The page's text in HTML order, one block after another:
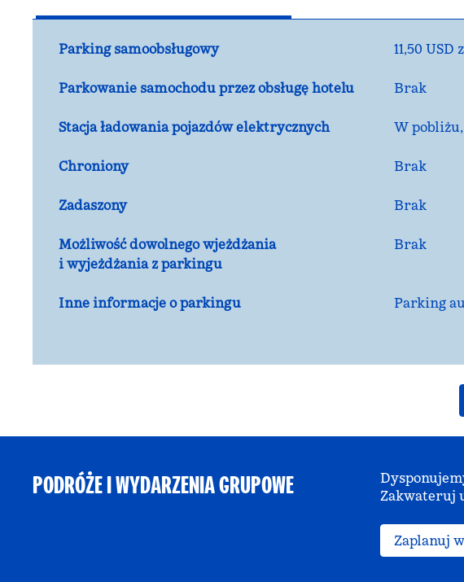
Parking samoobsługowy 11,50 USD
Parkowanie samochodu przez obsługę hotelu Brak
Stacja ładowania pojazdów elektrycznych W
Chroniony Brak
Zadaszony Brak
Możliwość dowolnego wjeżdżania
i wyjeżdżania z parkingu
Brak
Inne informacje o parkingu Parking
PODRÓŻE I WYDARZENIA GRUPOWE
Zakwateruj
Zaplanuj